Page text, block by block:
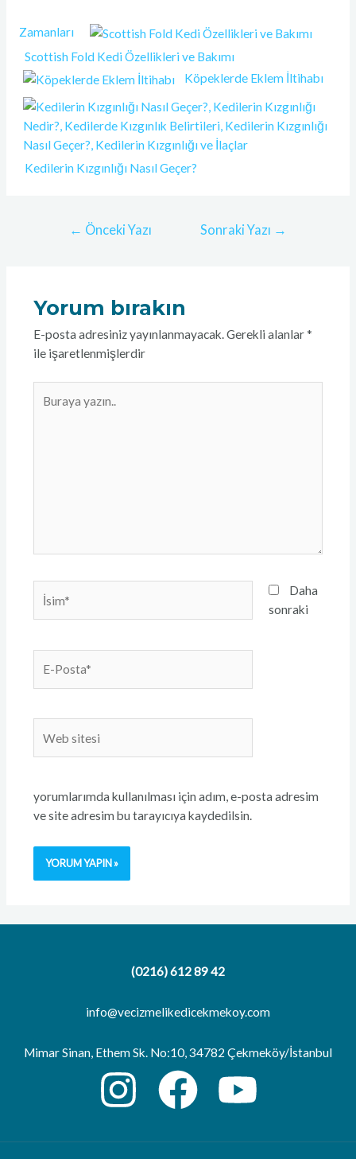
Zamanları
Scottish Fold Kedi Özellikleri ve Bakımı
Köpeklerde Eklem İltihabı
Kedilerin Kızgınlığı Nasıl Geçer?
← Önceki Yazı Sonraki Yazı →
Yorum bırakın
E-posta adresiniz yayınlanmayacak.Gerekli alanlar *
ile işaretlenmişlerdir
yazın..
Posta*
sitesi
Daha
sonraki
yorumlarımda kullanılması için adım, e-posta adresim
ve site adresim bu tarayıcıya kaydedilsin.
(0216) 612 89 42
info@vecizmelikedicekmekoy.com
Mimar Sinan, Ethem Sk. No:10, 34782 Çekmeköy/İstanbul